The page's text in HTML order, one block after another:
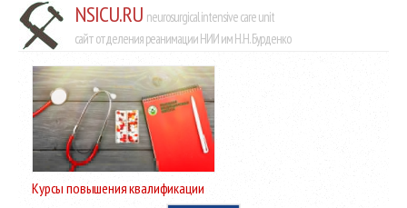
NSICU.RU neurosurgical intensive care unit
сайт отделения реанимации НИИ им Н.Н. Бурденко
Курсы повышения квалификации